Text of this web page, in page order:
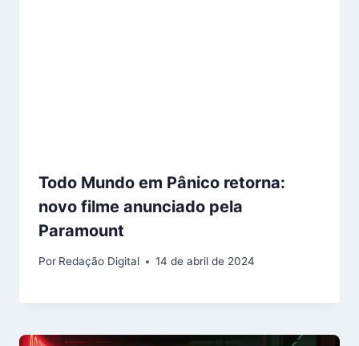
Todo Mundo em Pânico retorna:
novo filme anunciado pela
Paramount
Por Redação Digital 14 de abril de 2024